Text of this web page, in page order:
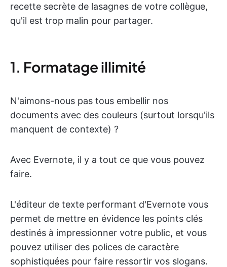
recette secrète de lasagnes de votre collègue,
qu'il est trop malin pour partager.
1. Formatage illimité
N'aimons-nous pas tous embellir nos
documents avec des couleurs (surtout lorsqu'ils
manquent de contexte) ?
Avec Evernote, il y a tout ce que vous pouvez
faire.
L'éditeur de texte performant d'Evernote vous
permet de mettre en évidence les points clés
destinés à impressionner votre public, et vous
pouvez utiliser des polices de caractère
sophistiquées pour faire ressortir vos slogans.